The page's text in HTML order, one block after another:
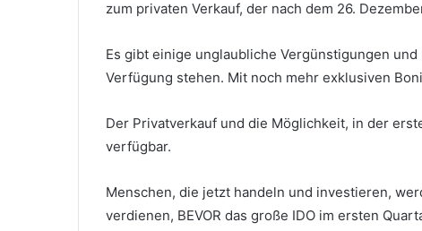
zum privaten Verkauf, der nach dem 26.
Es gibt einige unglaubliche Vergünstigungen
Verfügung stehen. Mit noch mehr exklusiven
Der Privatverkauf und die Möglichkeit, in der
verfügbar.
Menschen, die jetzt handeln und investieren,
verdienen, BEVOR das große IDO im ersten